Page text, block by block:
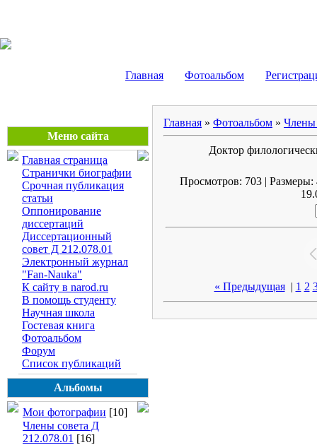
Главная Фотоальбом
Меню сайта
Главная страница
Странички биографии
Срочная публикация
статьи
Оппонирование
диссертаций
Диссертационный
совет Д 212.078.01
Электронный журнал
"Fan-Nauka"
К сайту в narod.ru
В помощь студенту
Научная школа
Гостевая книга
Фотоальбом
Форум
Список публикаций
Альбомы
Мои фотографии [10]
Члены совета Д
212.078.01 [16]
Главная » Фотоальбом » Члены
Доктор
Просмотров: 703 |
« Предыдущая| 1 2